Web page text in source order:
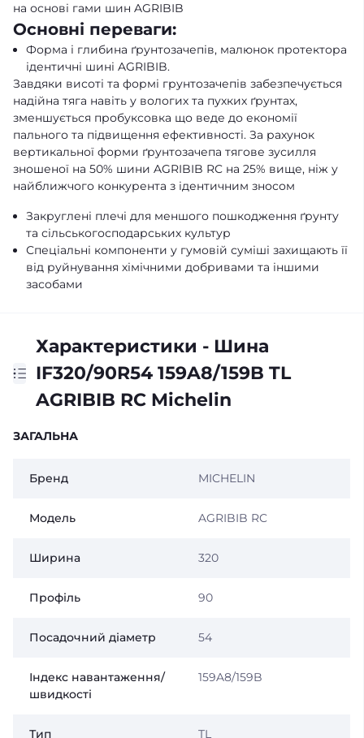
на основі гами шин AGRIBIB
Основні переваги:
Форма і глибина ґрунтозачепів, малюнок протектора
ідентичні шині AGRIBIB.
Завдяки висоті та формі грунтозачепів забезпечується
надійна тяга навіть у вологих та пухких ґрунтах,
зменшується пробуксовка що веде до економії
пального та підвищення ефективності. За рахунок
вертикальної форми ґрунтозачепа тягове зусилля
зношеної на 50% шини AGRIBIB RC на 25% вище, ніж у
найближчого конкурента з ідентичним зносом
Закруглені плечі для меншого пошкодження ґрунту
та сільськогосподарських культур
Спеціальні компоненти у гумовій суміші захищають її
від руйнування хімічними добривами та іншими
засобами
Характеристики - Шина
IF320/90R54 159A8/159B TL
AGRIBIB RC Michelin
ЗАГАЛЬНА
Бренд MICHELIN
Модель AGRIBIB RC
Ширина 320
Профіль 90
Посадочний діаметр 54
Індекс навантаження/
швидкості
159A8/159B
Тип TL